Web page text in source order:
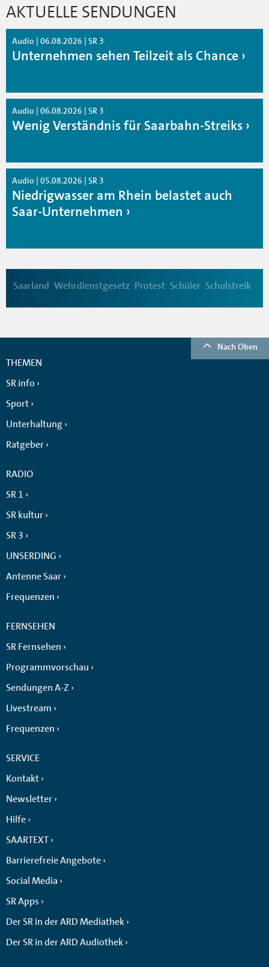
AKTUELLE SENDUNGEN
Audio | 06.08.2026 | SR 3
Unternehmen sehen Teilzeit als Chance
Audio | 06.08.2026 | SR 3
Wenig Verständnis für Saarbahn-Streiks
Audio | 05.08.2026 | SR 3
Niedrigwasser am Rhein belastet auch
Saar-Unternehmen
Saarland Wehrdienstgesetz Protest Schüler Schulstreik
Nach Oben
THEMEN
SR info
Sport
Unterhaltung
Ratgeber
RADIO
SR 1
SR kultur
SR 3
UNSERDING
Antenne Saar
Frequenzen
FERNSEHEN
SR Fernsehen
Programmvorschau
Sendungen A-Z
Livestream
Frequenzen
SERVICE
Kontakt
Newsletter
Hilfe
SAARTEXT
Barrierefreie Angebote
Social Media
SR Apps
Der SR in der ARD Mediathek
Der SR in der ARD Audiothek